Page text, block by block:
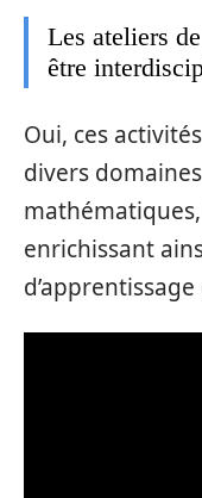
Les ateliers
être
Oui, ces
divers
mathématiques,
enrichissant